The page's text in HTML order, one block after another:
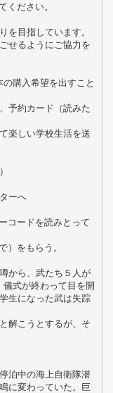
ください。
を目指しています。
せるようにご協力を
購入希望を出すこと
予約カード（読みた
楽しい学校生活を送
ーへ
コードを読みとって
）をもらう。
から、武たち５人が
式が終わって目を開
生になった武は失踪
解こうとするが、そ
泊中の海上自衛隊潜
に変わっていた。巨